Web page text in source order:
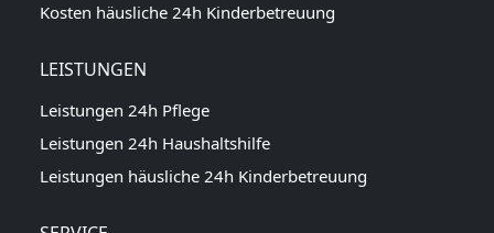
Kosten häusliche 24h Kinderbetreuung
LEISTUNGEN
Leistungen 24h Pflege
Leistungen 24h Haushaltshilfe
Leistungen häusliche 24h Kinderbetreuung